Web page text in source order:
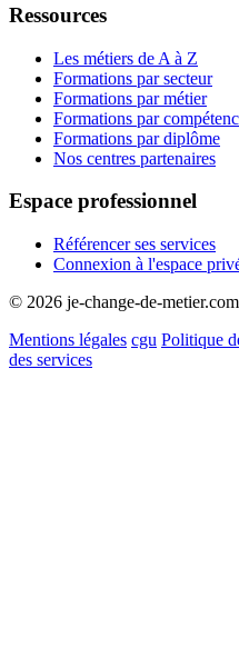
Ressources
Les métiers de A à Z
Formations par secteur
Formations par métier
Formations par
Formations par diplôme
Nos centres partenaires
Espace professionnel
Référencer ses services
Connexion à l'espace
© 2026 je-change-de-
Mentions légales cgu Politique
des services